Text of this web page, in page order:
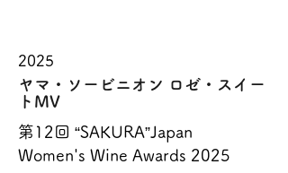
2025
ヤマ・ソービニオン ロゼ・スイー
トMV
第12回 “SAKURA”Japan
Women's Wine Awards 2025